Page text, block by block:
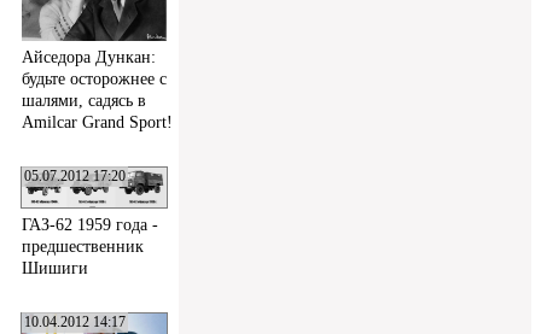
Айседора Дункан:
будьте осторожнее с
шалями, садясь в
Amilcar Grand Sport!
05.07.2012 17:20
ГАЗ-62 1959 года -
предшественник
Шишиги
10.04.2012 14:17